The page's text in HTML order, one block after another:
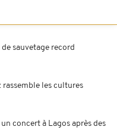
sauvetage record
rassemble les cultures
concert à Lagos après des